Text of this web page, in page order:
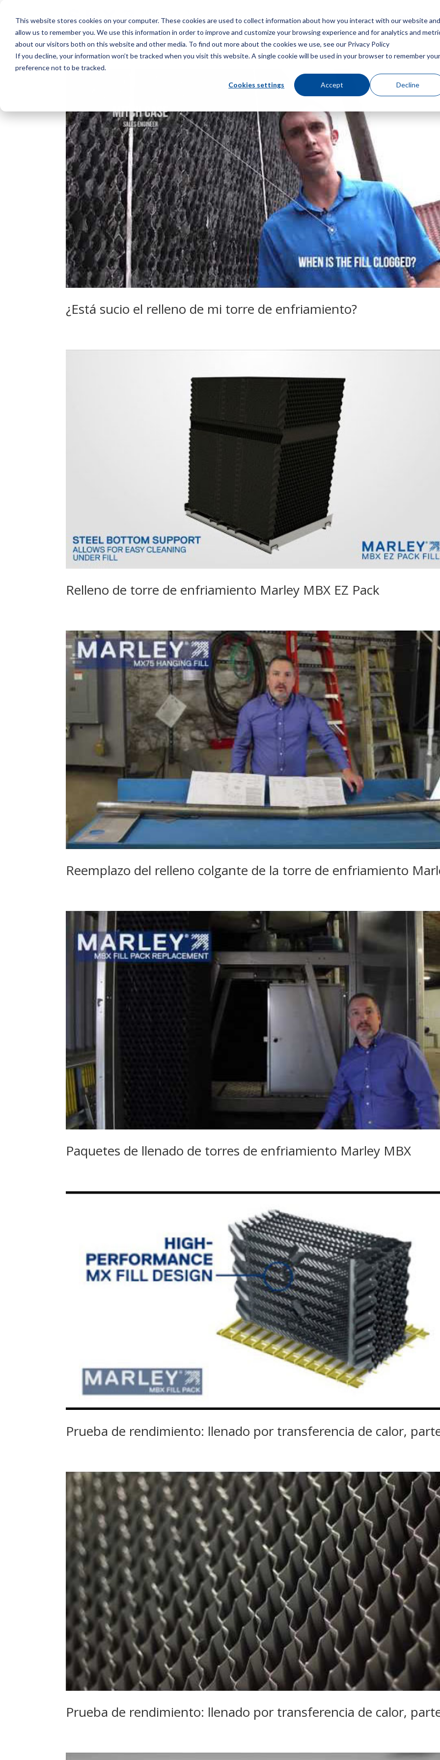
This website stores cookies on your computer. These cookies are used to collect information about how you interact with our website and
allow us to remember you. We use this information in order to improve and customize your browsing experience and for analytics and
about our visitors both on this website and other media. To find out more about the cookies we use, see our Privacy Policy
If you decline, your information won’t be tracked when you visit this website. A single cookie will be used in your browser to remember your
preference not to be tracked.
Cookies settings Accept Decline
Menú Consigue
¿Está sucio el relleno de mi torre de enfriamiento?
Relleno de torre de enfriamiento Marley MBX EZ Pack
Reemplazo del relleno colgante de la torre de enfriamiento
Paquetes de llenado de torres de enfriamiento Marley MBX
Prueba de rendimiento: llenado por transferencia de calor,
Prueba de rendimiento: llenado por transferencia de calor,